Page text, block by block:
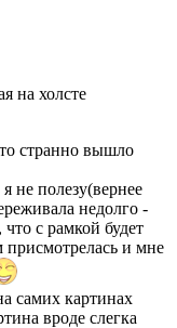
на холсте
странно вышло
не полезу(вернее
недолго -
с рамкой будет
присмотрелась и мне
самих картинах
вроде слегка